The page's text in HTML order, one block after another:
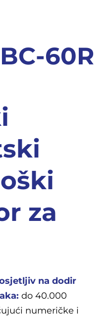
60R
za
osjetljiv na dodir
do 40.000
numeričke i